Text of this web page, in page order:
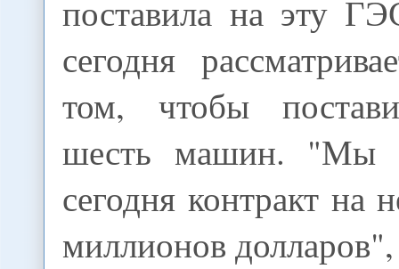
поставила на эту
сегодня
том, чтобы
шесть машин. "Мы
сегодня контракт на
миллионов